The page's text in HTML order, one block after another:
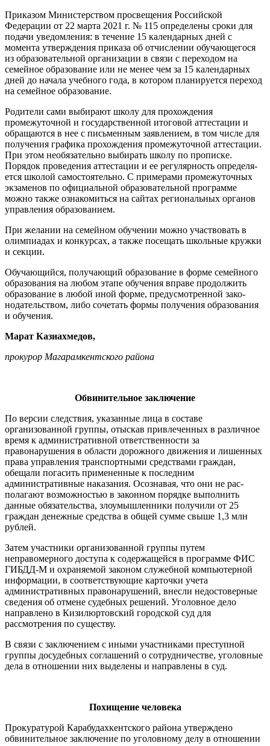
Приказом Министерством просве­щения Российской
Федерации от 22 марта 2021 г. № 115 определены сро­ки для
подачи уведомления: в тече­ние 15 календарных дней с
момента утверждения приказа об отчислении обучающегося
из образовательной организации в связи с переходом на
семейное образование или не менее чем за 15 календарных
дней до нача­ла учебного года, в котором планиру­ется переход
на семейное образова­ние.
Родители сами выбирают школу для прохождения
промежуточной и государственной итоговой аттеста­ции и
обращаются в нее с письмен­ным заявлением, в том числе для
по­лучения графика прохождения про­межуточной аттестации.
При этом необязательно выбирать школу по прописке.
Порядок проведения атте­стации и ее регулярность определя­
ется школой самостоятельно. С при­мерами промежуточных
экзаменов по официальной образовательной программе
можно также ознакомить­ся на сайтах региональных органов
управления образованием.
При желании на семейном обучении можно участвовать в
олимпиадах и конкурсах, а также посещать школьные кружки
и секции.
Обучающийся, получающий обра­зование в форме семейного
образо­вания на любом этапе обучения впра­ве продолжить
образование в любой иной форме, предусмотренной зако­
нодательством, либо сочетать формы получения образования
и обучения.
Марат Казиахмедов,
прокурор Магарамкентского района
Обвинительное заключение
По версии следствия, указанные лица в составе
организованной груп­пы, отыскав привлеченных в различ­ное
время к административной от­ветственности за
правонарушения в области дорожного движения и лишенных
права управления транс­портными средствами граждан,
обещали погасить примененные к последним
административные на­казания. Осознавая, что они не рас­
полагают возможностью в законном порядке выполнить
данные обяза­тельства, злоумышленники получили от 25
граждан денежные средства в общей сумме свыше 1,3 млн
рублей.
Затем участники организованной группы путем
неправомерного досту­па к содержащейся в программе ФИС
ГИБДД-М и охраняемой законом слу­жебной компьютерной
информации, в соответствующие карточки учета
административных правонарушений, внесли недостоверные
сведения об отмене судебных решений. Уголовное дело
направлено в Кизилюртовский городской суд для
рассмотрения по существу.
В связи с заключением с иными участ­никами преступной
группы досудебных соглашений о сотрудничестве, уголов­ные
дела в отношении них выделены и направлены в суд.
Похищение человека
Прокуратурой Карабудахкентско­го района утверждено
обвинитель­ное заключение по уголовному делу в отношении